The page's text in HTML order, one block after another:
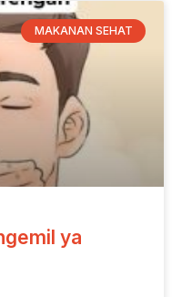
MAKANAN SEHAT
ya